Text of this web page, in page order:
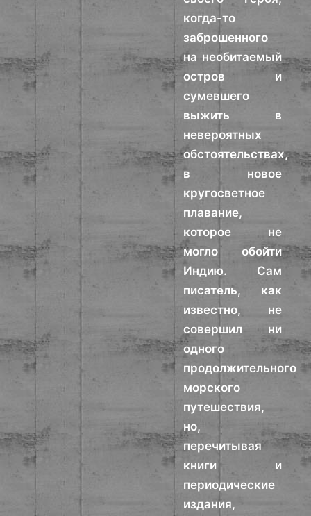
когда-то
заброшенного
на необитаемый
остров и
сумевшего
выжить в
невероятных
обстоятельствах,
в новое
кругосветное
плавание,
которое не
могло обойти
Индию. Сам
писатель, как
известно, не
совершил ни
одного
продолжительного
морского
путешествия,
но,
перечитывая
книги и
периодические
издания,